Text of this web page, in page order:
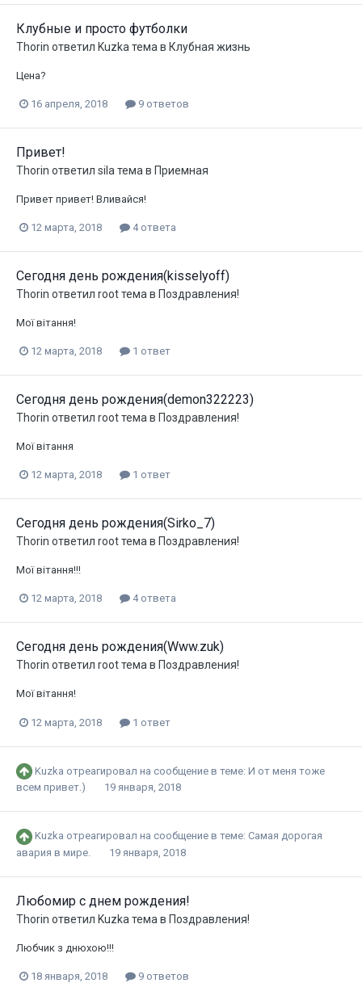
Клубные и просто футболки
Thorin ответил Kuzka тема в Клубная жизнь
Цена?
16 апреля, 2018 9 ответов
Привет!
Thorin ответил sila тема в Приемная
Привет привет! Вливайся!
12 марта, 2018 4 ответа
Сегодня день рождения(kisselyoff)
Thorin ответил rootтема в Поздравления!
Мої вітання!
12 марта, 2018 1 ответ
Сегодня день рождения(demon322223)
Thorin ответил rootтема в Поздравления!
Мої вітання
12 марта, 2018 1 ответ
Сегодня день рождения(Sirko_7)
Thorin ответил rootтема в Поздравления!
Мої вітання!!!
12 марта, 2018 4 ответа
Сегодня день рождения(Www.zuk)
Thorin ответил rootтема в Поздравления!
Мої вітання!
12 марта, 2018 1 ответ
Kuzka отреагировал на сообщение в теме: И от меня тоже
всем привет.)
19 января, 2018
Kuzka отреагировал на сообщение в теме: Самая дорогая
авария в мире.
19 января, 2018
Любомир с днем рождения!
Thorin ответил Kuzka тема в Поздравления!
Любчик з днюхою!!!
18 января, 2018 9 ответов